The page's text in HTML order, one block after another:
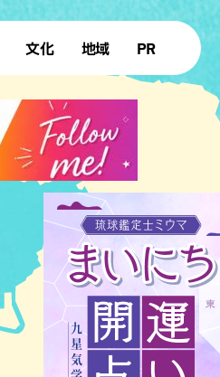
文化
復帰50年
地域
本島北部
本島南部
北部離島
PR